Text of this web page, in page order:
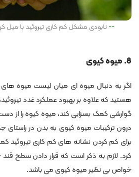
نابودی مشکل کم کاری تیروئید با میل
8. میوه کیوی
اگر به دنبال میوه ای میان لیست میوه های
هستید که علاوه بر بهبود عملکرد غدد
درون ترکیبات میوه کیوی به بدن در
برای کم کردن نشانه های کم کاری
کرد. لازم به ذکر است که قرار دادن سطح قند
خواص بی نظیر میوه کیوی می باشد.